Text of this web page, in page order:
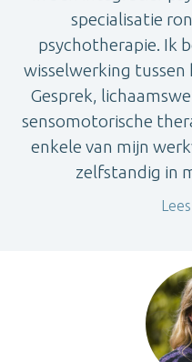
specialisatie
psychotherapie. Ik
wisselwerking tussen
Gesprek,
sensomotorische
enkele van mijn
zelfstandig in